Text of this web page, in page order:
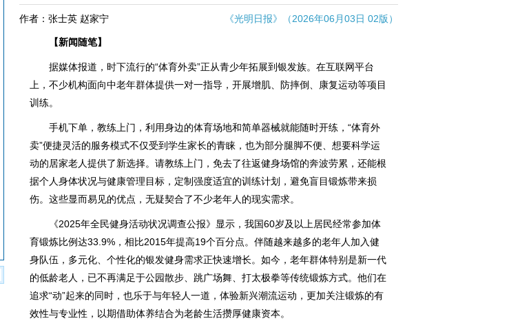
作者：张士英 赵家宁 《光明日报》（2026年06月03日 02版）
【新闻随笔】
据媒体报道，时下流行的“体育外卖”正从青少年拓展到银发族。在互联网平台
上，不少机构面向中老年群体提供一对一指导，开展增肌、防摔倒、康复运动等项目
训练。
手机下单，教练上门，利用身边的体育场地和简单器械就能随时开练，“体育外
卖”便捷灵活的服务模式不仅受到学生家长的青睐，也为部分腿脚不便、想要科学运
动的居家老人提供了新选择。请教练上门，免去了往返健身场馆的奔波劳累，还能根
据个人身体状况与健康管理目标，定制强度适宜的训练计划，避免盲目锻炼带来损
伤。这些显而易见的优点，无疑契合了不少老年人的现实需求。
《2025年全民健身活动状况调查公报》显示，我国60岁及以上居民经常参加体
育锻炼比例达33.9%，相比2015年提高19个百分点。伴随越来越多的老年人加入健
身队伍，多元化、个性化的银发健身需求正快速增长。如今，老年群体特别是新一代
的低龄老人，已不再满足于公园散步、跳广场舞、打太极拳等传统锻炼方式。他们在
追求“动”起来的同时，也乐于与年轻人一道，体验新兴潮流运动，更加关注锻炼的有
效性与专业性，以期借助体养结合为老龄生活攒厚健康资本。